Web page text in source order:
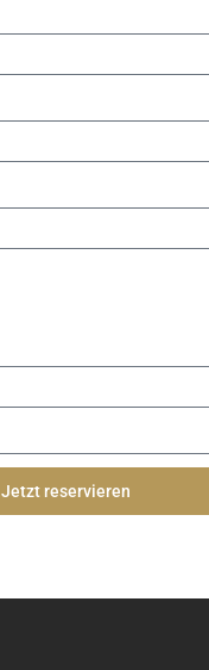
Jetzt reservieren